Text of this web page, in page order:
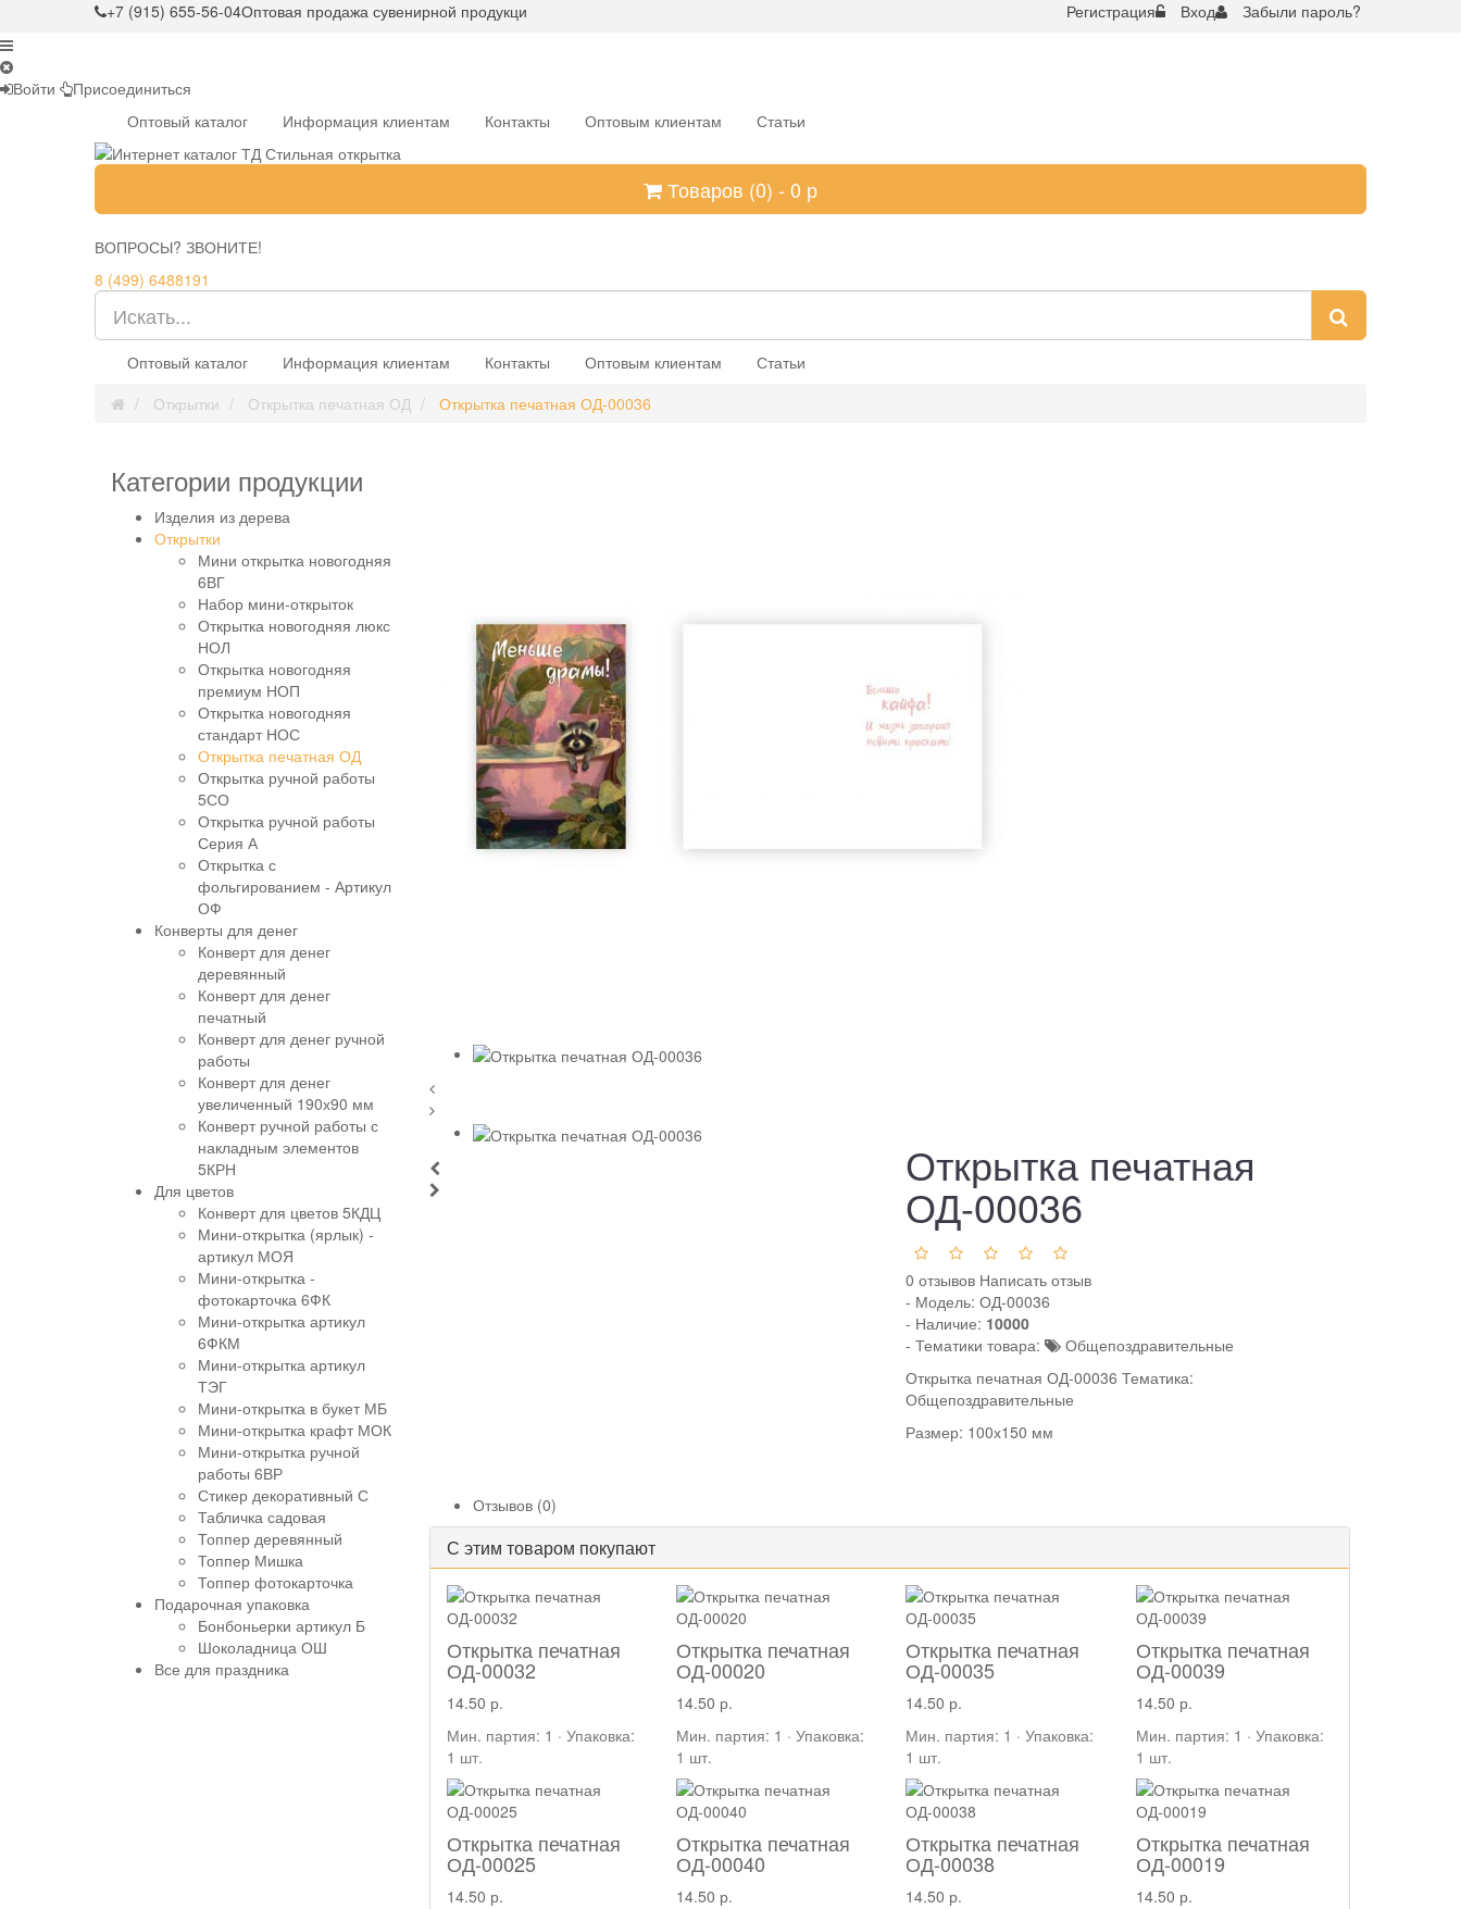
+7 (915) 655-56-04Оптовая продажа сувенирной продукци Регистрация Вход Забыли пароль?
Войти
Присоединиться
Оптовый каталог
Информация клиентам Контакты Оптовым клиентам Статьи
Товаров (0) - 0 р
ВОПРОСЫ? ЗВОНИТЕ!
8 (499) 6488191
Оптовый каталог Информация клиентам Контакты Оптовым клиентам
Статьи
Открытки
Открытка печатная ОД Открытка печатная ОД-00036
Категории продукции
Изделия из дерева
Открытки
Мини открытка новогодняя
6ВГ
Набор мини-открыток
Открытка новогодняя люкс
НОЛ
Открытка новогодняя
премиум НОП
Открытка новогодняя
стандарт НОС
Открытка печатная ОД
Открытка ручной работы
5СО
Открытка ручной работы
Серия А
Открытка с
фольгированием - Артикул
ОФ
Конверты для денег
Конверт для денег
деревянный
Конверт для денег
печатный
Конверт для денег ручной
работы
Конверт для денег
увеличенный 190х90 мм
Конверт ручной работы с
накладным элементов
5КРН
Для цветов
Конверт для цветов 5КДЦ
Мини-открытка (ярлык) -
артикул МОЯ
Мини-открытка -
фотокарточка 6ФК
Мини-открытка артикул
6ФКМ
Мини-открытка артикул
ТЭГ
Мини-открытка в букет МБ
Мини-открытка крафт МОК
Мини-открытка ручной
работы 6ВР
Стикер декоративный С
Табличка садовая
Топпер деревянный
Топпер Мишка
Топпер фотокарточка
Подарочная упаковка
Бонбоньерки артикул Б
Шоколадница ОШ
Все для праздника
Открытка печатная
ОД-00036
0 отзывов Написать отзыв
- Модель:ОД-00036
- Наличие: 10000
- Тематики товара:
Общепоздравительные
Открытка печатная ОД-00036 Тематика:
Общепоздравительные
Размер: 100х150 мм
Отзывов (0)
С этим товаром покупают
Открытка печатная
ОД-00032
14.50 р.
Мин. партия: 1 · Упаковка:
1 шт.
Открытка печатная
ОД-00020
14.50 р.
Мин. партия: 1 · Упаковка:
1 шт.
Открытка печатная
ОД-00035
14.50 р.
Мин. партия: 1 · Упаковка:
1 шт.
Открытка печатная
ОД-00039
14.50 р.
Мин. партия: 1 · Упаковка:
1 шт.
Открытка печатная
ОД-00025
14.50 р.
Открытка печатная
ОД-00040
14.50 р.
Открытка печатная
ОД-00038
14.50 р.
Открытка печатная
ОД-00019
14.50 р.